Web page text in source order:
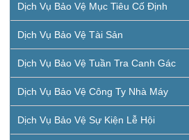
Dịch Vụ Bảo Vệ Mục Tiêu Cố Định
Dịch Vụ Bảo Vệ Tài Sản
Dịch Vụ Bảo Vệ Tuần Tra Canh Gác
Dịch Vụ Bảo Vệ Công Ty Nhà Máy
Dịch Vụ Bảo Vệ Sự Kiện Lễ Hội